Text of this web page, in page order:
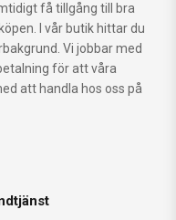
få tillgång till bra
I vår butik hittar du
Vi jobbar med
för att våra
att handla hos oss på